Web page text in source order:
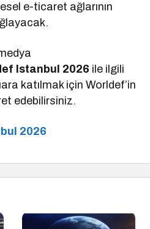
e-ticaret ağlarının
Istanbul 2026 ile ilgili
katılmak için Worldef’in
edebilirsiniz.
2026